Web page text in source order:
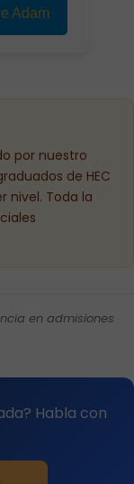
Adam
por nuestro
de HEC
nivel. Toda la
en admisiones
Habla con